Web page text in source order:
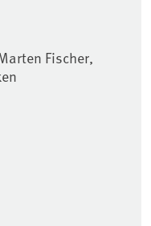
Fischer,